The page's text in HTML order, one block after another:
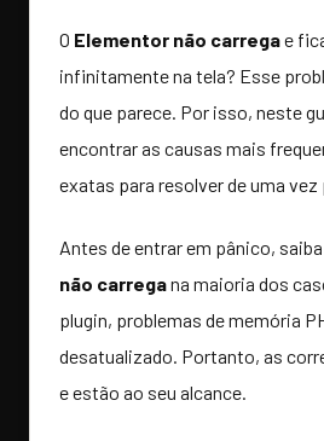
O Elementor não carregae
infinitamente na tela? Esse
do que parece. Por isso, neste
encontrar as causas mais
exatas para resolver de uma
Antes de entrar em pânico,
não carregana maioria dos
plugin, problemas de memória
desatualizado. Portanto, as
e estão ao seu alcance.